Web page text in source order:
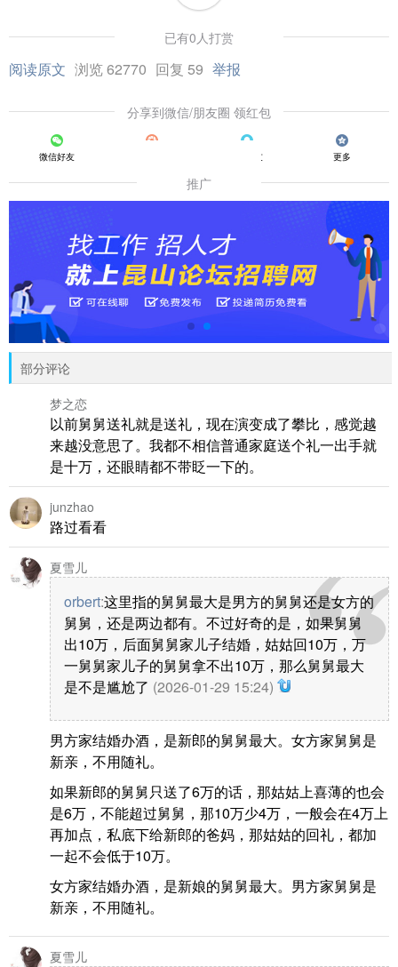
已有0人打赏
阅读原文 浏览 62770 回复 59 举报
分享到微信/朋友圈 领红包
微信好友 QQ好友 更多
推广
部分评论
梦之恋
以前舅舅送礼就是送礼，现在演变成了攀比，感觉越
来越没意思了。我都不相信普通家庭送个礼一出手就
是十万，还眼睛都不带眨一下的。
junzhao
路过看看
夏雪儿
orbert:这里指的舅舅最大是男方的舅舅还是女方的
舅舅，还是两边都有。不过好奇的是，如果舅舅
出10万，后面舅舅家儿子结婚，姑姑回10万，万
一舅舅家儿子的舅舅拿不出10万，那么舅舅最大
是不是尴尬了 (2026-01-29 15:24)
男方家结婚办酒，是新郎的舅舅最大。女方家舅舅是
新亲，不用随礼。
如果新郎的舅舅只送了6万的话，那姑姑上喜薄的也会
是6万，不能超过舅舅，那10万少4万，一般会在4万上
再加点，私底下给新郎的爸妈，那姑姑的回礼，都加
一起不会低于10万。
女方家结婚办酒，是新娘的舅舅最大。男方家舅舅是
新亲，不用随礼。
夏雪儿